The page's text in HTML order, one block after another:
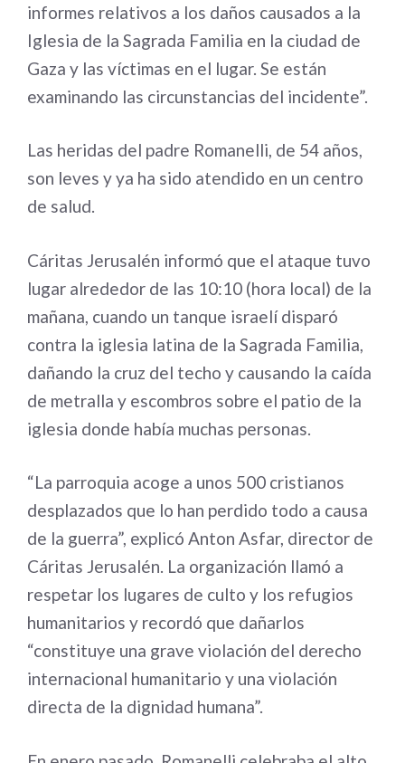
informes relativos a los daños causados a la
Iglesia de la Sagrada Familia en la ciudad de
Gaza y las víctimas en el lugar. Se están
examinando las circunstancias del incidente”.
Las heridas del padre Romanelli, de 54 años,
son leves y ya ha sido atendido en un centro
de salud.
Cáritas Jerusalén informó que el ataque tuvo
lugar alrededor de las 10:10 (hora local) de la
mañana, cuando un tanque israelí disparó
contra la iglesia latina de la Sagrada Familia,
dañando la cruz del techo y causando la caída
de metralla y escombros sobre el patio de la
iglesia donde había muchas personas.
“La parroquia acoge a unos 500 cristianos
desplazados que lo han perdido todo a causa
de la guerra”, explicó Anton Asfar, director de
Cáritas Jerusalén. La organización llamó a
respetar los lugares de culto y los refugios
humanitarios y recordó que dañarlos
“constituye una grave violación del derecho
internacional humanitario y una violación
directa de la dignidad humana”.